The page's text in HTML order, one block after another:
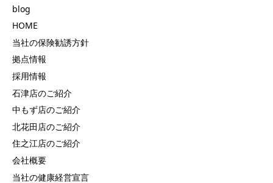
blog
HOME
当社の保険勧誘方針
拠点情報
採用情報
石津店のご紹介
中もず店のご紹介
北花田店のご紹介
住之江店のご紹介
会社概要
当社の健康経営宣言